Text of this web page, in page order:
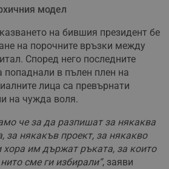
модел
на бившия президент бе
на порочните връзки между
Според него последните
попаднали в пълен плен на
лица са превърнати
на чужда воля.
че за да разпишат за някаква
за някакъв проект, за някакво
хора им държат ръката, за които
сме ги избирали“, заяви